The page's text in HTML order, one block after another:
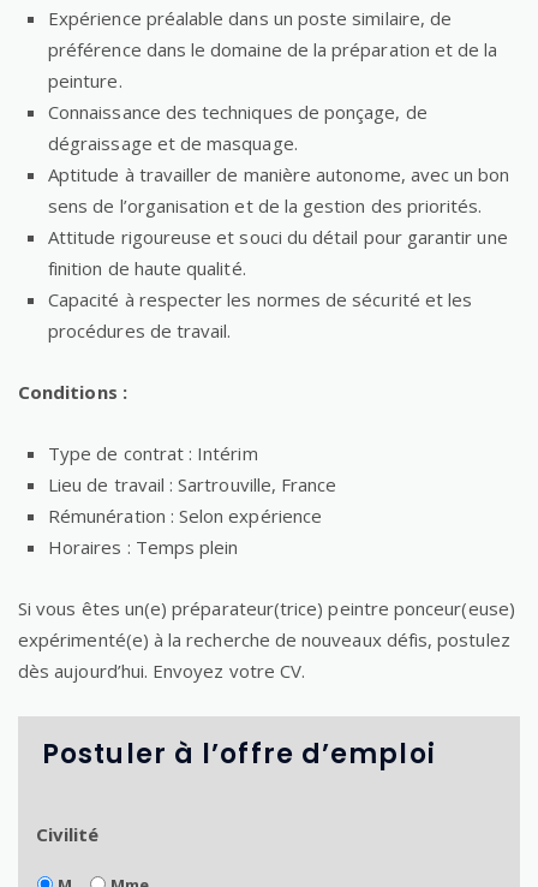
Expérience préalable dans un poste similaire, de
préférence dans le domaine de la préparation et de la
peinture.
Connaissance des techniques de ponçage, de
dégraissage et de masquage.
Aptitude à travailler de manière autonome, avec un bon
sens de l’organisation et de la gestion des priorités.
Attitude rigoureuse et souci du détail pour garantir une
finition de haute qualité.
Capacité à respecter les normes de sécurité et les
procédures de travail.
Conditions :
Type de contrat : Intérim
Lieu de travail : Sartrouville, France
Rémunération : Selon expérience
Horaires : Temps plein
Si vous êtes un(e) préparateur(trice) peintre ponceur(euse)
expérimenté(e) à la recherche de nouveaux défis, postulez
dès aujourd’hui. Envoyez votre CV.
Postuler à l’offre d’emploi
Civilité